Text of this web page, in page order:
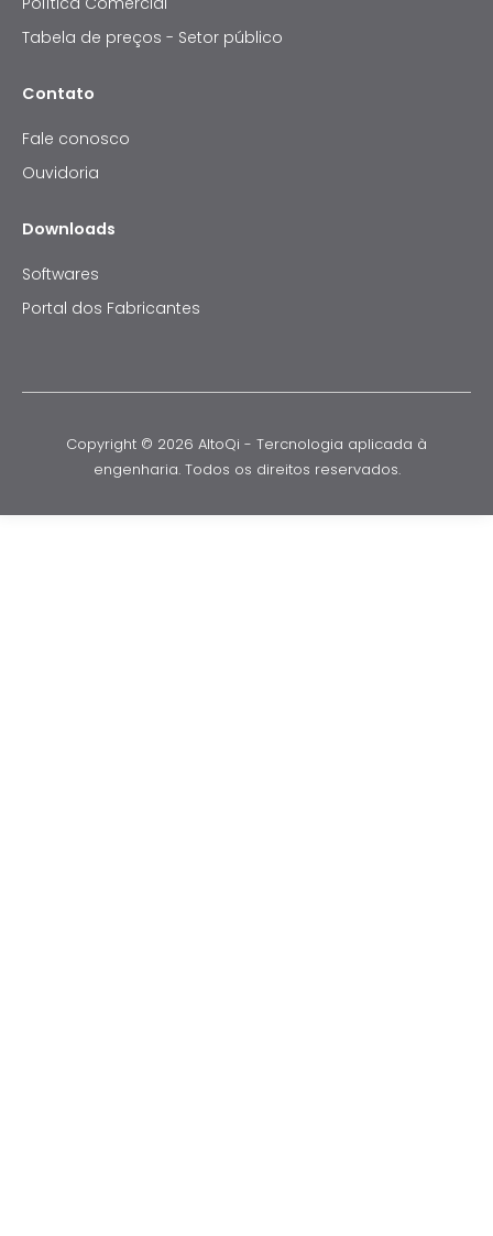
Tabela de preços - Setor público
Contato
Fale conosco
Ouvidoria
Downloads
Softwares
Portal dos Fabricantes
Copyright © 2026 AltoQi - Tercnologia aplicada à
engenharia. Todos os direitos reservados.